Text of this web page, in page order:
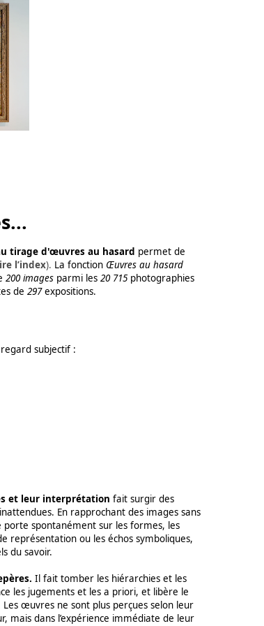
tirage d'œuvres au hasard permet de
l’index). La fonction Œuvres au hasard
200 images parmi les20 715 photographies
de297expositions.
subjectif :
et leur interprétation fait surgir des
En rapprochant des images sans
porte spontanément sur les formes, les
représentation ou les échos symboliques,
du savoir.
Il fait tomber les hiérarchies et les
les jugements et les a priori, et libère le
œuvres ne sont plus perçues selon leur
mais dans l’expérience immédiate de leur